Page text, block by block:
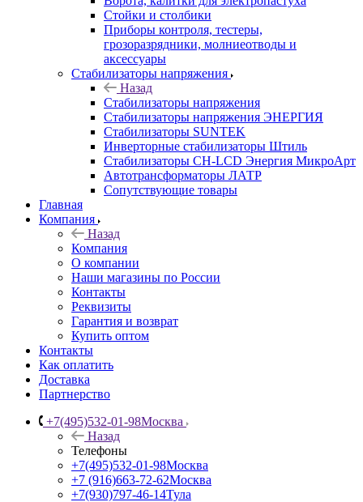
Стойки и столбики
Приборы контроля, тестеры,
грозоразрядники, молниеотводы и
аксессуары
Стабилизаторы напряжения
Назад
Стабилизаторы напряжения
Стабилизаторы напряжения ЭНЕРГИЯ
Стабилизаторы SUNTEK
Инверторные стабилизаторы Штиль
Стабилизаторы СН-LCD Энepгия МикроАрт
Автотрансформаторы ЛАТР
Сопутствующие товары
Главная
Компания
Назад
Компания
О компании
Наши магазины по России
Контакты
Реквизиты
Гарантия и возврат
Купить оптом
Контакты
Как оплатить
Доставка
Партнерство
+7(495)532-01-98Москва
Назад
Телефоны
+7(495)532-01-98Москва
+7 (916)663-72-62Москва
+7(930)797-46-14Тула